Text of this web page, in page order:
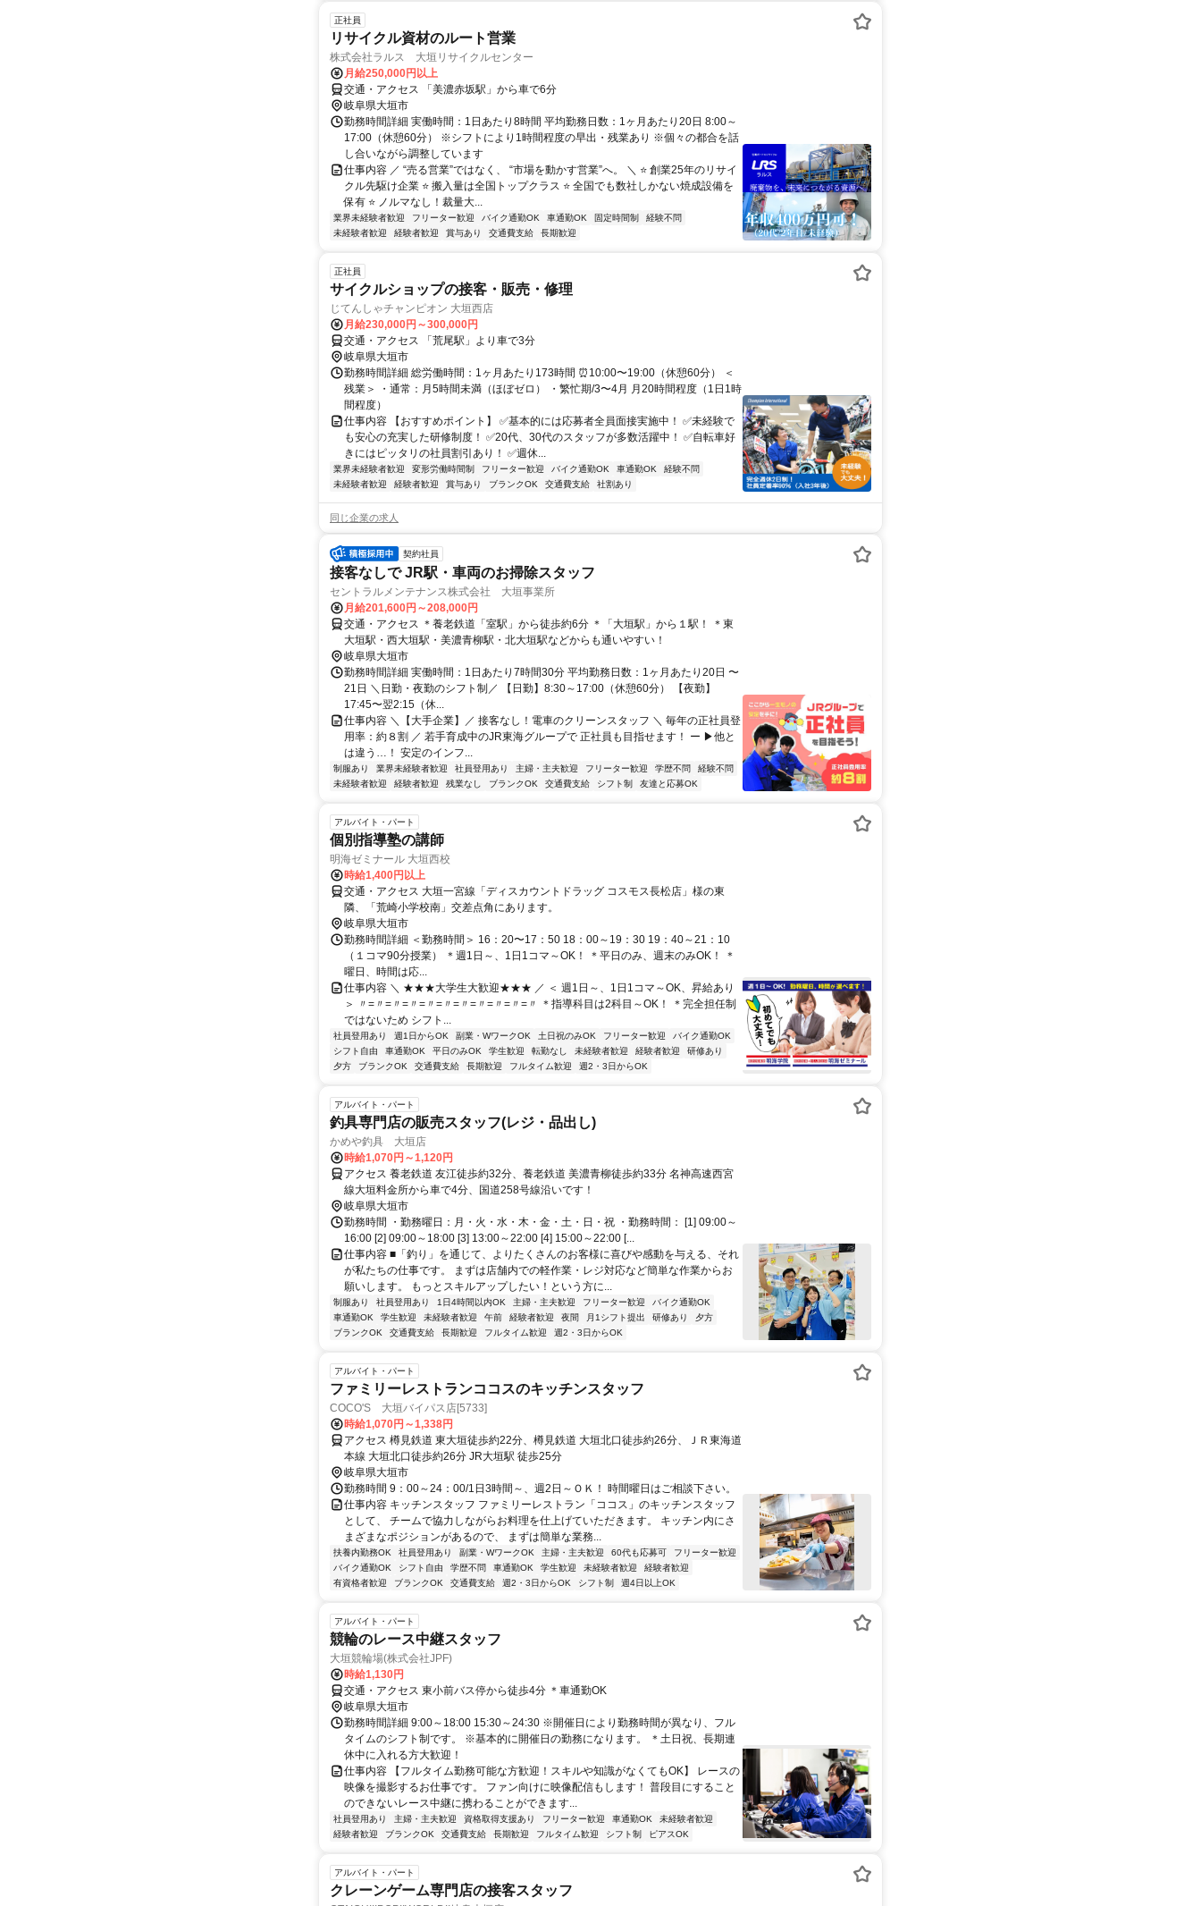
正社員
リサイクル資材のルート営業
株式会社ラルス 大垣リサイクルセンター
月給250,000円以上
交通・アクセス 「美濃赤坂駅」から車で6分
岐阜県大垣市
勤務時間詳細 実働時間：1日あたり8時間 平均勤務日数：1ヶ月あたり20日 8:00～
17:00（休憩60分） ※シフトにより1時間程度の早出・残業あり ※個々の都合を話
し合いながら調整しています
仕事内容 ／ “売る営業”ではなく、 “市場を動かす営業”へ。 ＼ ⭐ 創業25年のリサイ
クル先駆け企業 ⭐ 搬入量は全国トップクラス ⭐ 全国でも数社しかない焼成設備を
保有 ⭐ ノルマなし！裁量大...
業界未経験者歓迎 フリーター歓迎 バイク通勤OK 車通勤OK 固定時間制
経験不問
未経験者歓迎
経験者歓迎 賞与あり 交通費支給 長期歓迎
正社員
サイクルショップの接客・販売・修理
じてんしゃチャンピオン 大垣西店
月給230,000円～300,000円
交通・アクセス 「荒尾駅」より車で3分
岐阜県大垣市
勤務時間詳細 総労働時間：1ヶ月あたり173時間 ⏰10:00〜19:00（休憩60分） ＜
残業＞ ・通常：月5時間未満（ほぼゼロ） ・繁忙期/3〜4月 月20時間程度（1日1時
間程度）
仕事内容 【おすすめポイント】 ✅基本的には応募者全員面接実施中！ ✅未経験で
も安心の充実した研修制度！ ✅20代、30代のスタッフが多数活躍中！ ✅自転車好
きにはピッタリの社員割引あり！ ✅週休...
業界未経験者歓迎 変形労働時間制 フリーター歓迎 バイク通勤OK 車通勤OK
経験不問
未経験者歓迎
経験者歓迎 賞与あり ブランクOK 交通費支給 社割あり
同じ企業の求人
契約社員
接客なしで JR駅・車両のお掃除スタッフ
セントラルメンテナンス株式会社 大垣事業所
月給201,600円～208,000円
交通・アクセス ＊養老鉄道「室駅」から徒歩約6分 ＊「大垣駅」から１駅！ ＊東
大垣駅・西大垣駅・美濃青柳駅・北大垣駅などからも通いやすい！
岐阜県大垣市
勤務時間詳細 実働時間：1日あたり7時間30分 平均勤務日数：1ヶ月あたり20日 〜
21日 ＼日勤・夜勤のシフト制／ 【日勤】8:30～17:00（休憩60分） 【夜勤】
17:45〜翌2:15（休...
仕事内容 ＼【大手企業】／ 接客なし！電車のクリーンスタッフ ＼ 毎年の正社員登
用率：約８割 ／ 若手育成中のJR東海グループで 正社員も目指せます！ ー ▶他と
は違う…！ 安定のインフ...
制服あり 業界未経験者歓迎 社員登用あり 主婦・主夫歓迎 フリーター歓迎 学歴不問
経験不問
未経験者歓迎
経験者歓迎 残業なし ブランクOK 交通費支給 シフト制 友達と応募OK
アルバイト・パート
個別指導塾の講師
明海ゼミナール 大垣西校
時給1,400円以上
交通・アクセス 大垣一宮線「ディスカウントドラッグ コスモス長松店」様の東
隣、「荒崎小学校南」交差点角にあります。
岐阜県大垣市
勤務時間詳細 ＜勤務時間＞ 16：20〜17：50 18：00～19：30 19：40～21：10
（１コマ90分授業） ＊週1日～、1日1コマ～OK！ ＊平日のみ、週末のみOK！ ＊
曜日、時間は応...
仕事内容 ＼ ★★★大学生大歓迎★★★ ／ ＜ 週1日～、1日1コマ～OK、昇給あり
＞ 〃=〃=〃=〃=〃=〃=〃=〃=〃=〃=〃 ＊指導科目は2科目～OK！ ＊完全担任制
ではないため シフト...
社員登用あり 週1日からOK 副業・WワークOK 土日祝のみOK フリーター歓迎
バイク通勤OK
シフト自由
車通勤OK 平日のみOK 学生歓迎 転勤なし 未経験者歓迎 経験者歓迎
研修あり
夕方
ブランクOK 交通費支給 長期歓迎 フルタイム歓迎 週2・3日からOK
アルバイト・パート
釣具専門店の販売スタッフ(レジ・品出し)
かめや釣具 大垣店
時給1,070円～1,120円
アクセス 養老鉄道 友江徒歩約32分、養老鉄道 美濃青柳徒歩約33分 名神高速西宮
線大垣料金所から車で4分、国道258号線沿いです！
岐阜県大垣市
勤務時間 ・勤務曜日：月・火・水・木・金・土・日・祝 ・勤務時間： [1] 09:00～
16:00 [2] 09:00～18:00 [3] 13:00～22:00 [4] 15:00～22:00 [...
仕事内容 ■「釣り」を通じて、よりたくさんのお客様に喜びや感動を与える、それ
が私たちの仕事です。 まずは店舗内での軽作業・レジ対応など簡単な作業からお
願いします。 もっとスキルアップしたい！という方に...
制服あり 社員登用あり 1日4時間以内OK 主婦・主夫歓迎 フリーター歓迎
バイク通勤OK
車通勤OK
学生歓迎 未経験者歓迎 午前 経験者歓迎 夜間 月1シフト提出 研修あり
夕方
ブランクOK
交通費支給 長期歓迎 フルタイム歓迎 週2・3日からOK
アルバイト・パート
ファミリーレストランココスのキッチンスタッフ
COCO'S 大垣バイパス店[5733]
時給1,070円～1,338円
アクセス 樽見鉄道 東大垣徒歩約22分、樽見鉄道 大垣北口徒歩約26分、ＪＲ東海道
本線 大垣北口徒歩約26分 JR大垣駅 徒歩25分
岐阜県大垣市
勤務時間 9：00～24：00/1日3時間～、週2日～ＯＫ！ 時間曜日はご相談下さい。
仕事内容 キッチンスタッフ ファミリーレストラン「ココス」のキッチンスタッフ
として、 チームで協力しながらお料理を仕上げていただきます。 キッチン内にさ
まざまなポジションがあるので、 まずは簡単な業務...
扶養内勤務OK 社員登用あり 副業・WワークOK 主婦・主夫歓迎 60代も応募可
フリーター歓迎
バイク通勤OK
シフト自由 学歴不問 車通勤OK 学生歓迎 未経験者歓迎
経験者歓迎
有資格者歓迎
ブランクOK 交通費支給 週2・3日からOK シフト制 週4日以上OK
アルバイト・パート
競輪のレース中継スタッフ
大垣競輪場(株式会社JPF)
時給1,130円
交通・アクセス 東小前バス停から徒歩4分 ＊車通勤OK
岐阜県大垣市
勤務時間詳細 9:00～18:00 15:30～24:30 ※開催日により勤務時間が異なり、フル
タイムのシフト制です。 ※基本的に開催日の勤務になります。 ＊土日祝、長期連
休中に入れる方大歓迎！
仕事内容 【フルタイム勤務可能な方歓迎！スキルや知識がなくてもOK】 レースの
映像を撮影するお仕事です。 ファン向けに映像配信もします！ 普段目にすること
のできないレース中継に携わることができます...
社員登用あり 主婦・主夫歓迎 資格取得支援あり フリーター歓迎 車通勤OK
未経験者歓迎
経験者歓迎
ブランクOK 交通費支給 長期歓迎 フルタイム歓迎 シフト制 ピアスOK
アルバイト・パート
クレーンゲーム専門店の接客スタッフ